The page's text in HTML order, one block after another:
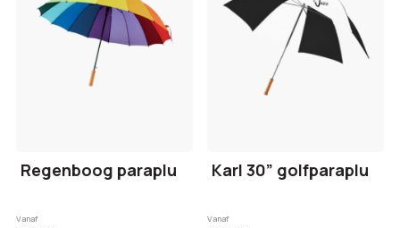
Regenboog paraplu
Vanaf
Karl 30” golfparaplu
Vanaf